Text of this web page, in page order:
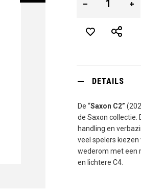
DETAILS
De “Saxon C2”
de Saxon collectie.
handling en
veel spelers kiezen
wederom met een
en lichtere C4.